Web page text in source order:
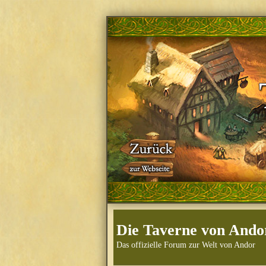
Die Taverne von
Das offizielle Forum zur Welt von Andor